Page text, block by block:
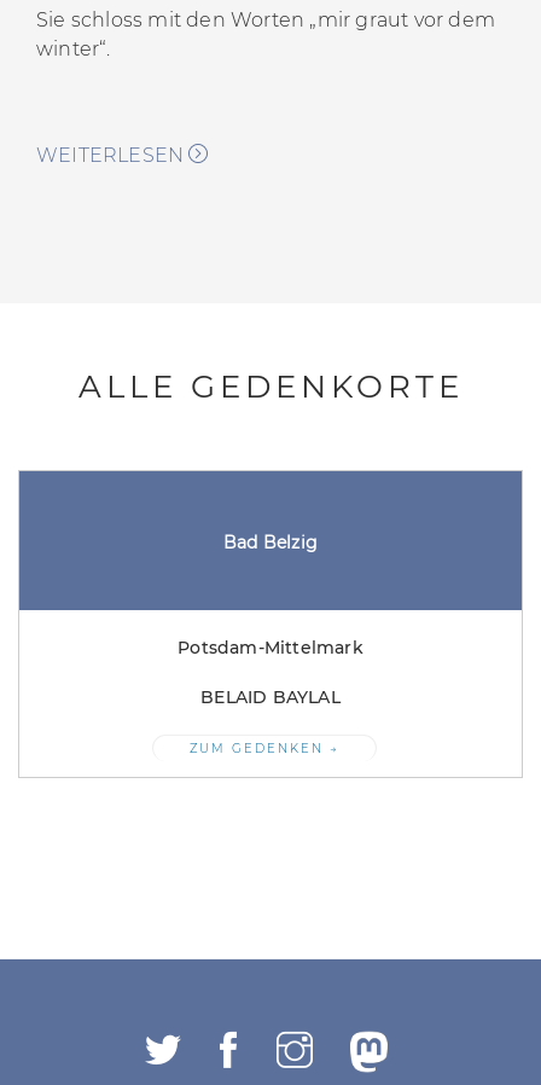
Sie schloss mit den Worten „mir graut vor dem
winter“.
WEITERLESEN
ALLE GEDENKORTE
Bad Belzig
Potsdam-Mittelmark
BELAID BAYLAL
ZUM GEDENKEN →